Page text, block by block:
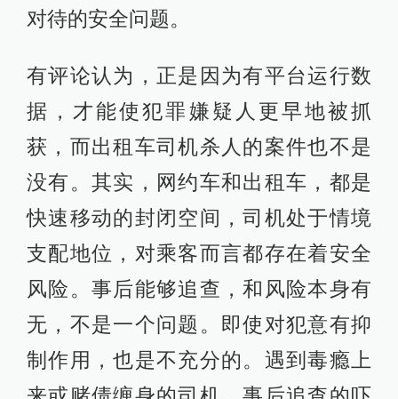
对待的安全问题。
有评论认为，正是因为有平台运行数
据，才能使犯罪嫌疑人更早地被抓
获，而出租车司机杀人的案件也不是
没有。其实，网约车和出租车，都是
快速移动的封闭空间，司机处于情境
支配地位，对乘客而言都存在着安全
风险。事后能够追查，和风险本身有
无，不是一个问题。即使对犯意有抑
制作用，也是不充分的。遇到毒瘾上